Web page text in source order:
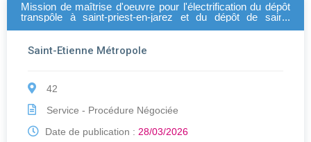
Mission de maîtrise d'oeuvre pour l'électrification du dépôt
transpôle à saint-priest-en-jarez et du dépôt de saint-
Saint-Etienne Métropole
42
Service - Procédure Négociée
Date de publication : 28/03/2026